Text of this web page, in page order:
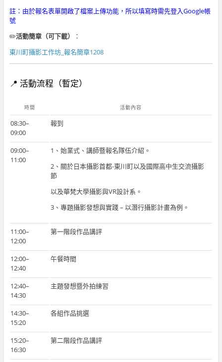
註：由於報名表單開啟了檔案上傳功能，所以填寫時需先登入Google帳
號
✏️活動簡章（可下載）
：
東川町攝影工作坊_報名簡章1208
📍 活動流程（暫定）
時間 活動內容
08:30–
09:00
報到
09:00–
11:00
1、始業式、講師暨報名隊伍介紹。
2、關於日本攝影首都-東川町以及國際高中生交流攝影
節
以及華梵大學攝影與VR設計系。
3、專題攝影發想與實踐 – 以潛行攝影計畫為例。
11:00–
12:00
第一階段作品講評
12:00–
12:40
午餐時間
12:40–
14:30
主題發想暨外拍練習
14:30–
15:20
各組作品挑選
15:20–
16:30
第二階段作品講評